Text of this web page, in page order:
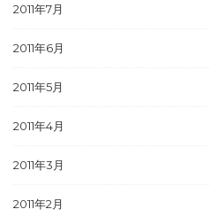
2011年7月
2011年6月
2011年5月
2011年4月
2011年3月
2011年2月